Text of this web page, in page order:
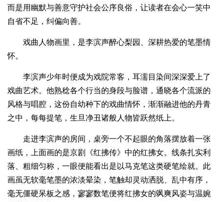
而是用幽默与善意守护社会公序良俗，让读者在会心一笑中
自省不足，纠偏向善。
戏曲人物画里，是李滨声醉心梨园、深耕热爱的笔墨情
怀。
李滨声少年时便成为戏院常客，耳濡目染间深深爱上了
戏曲艺术。他熟稔各个行当的身段与脸谱，通晓各个流派的
风格与唱腔，这份自幼种下的戏曲情怀，渐渐融进他的丹青
之中，每每提笔，生旦净丑诸般人物皆跃然纸上。
走进李滨声的房间，桌旁一个不起眼的角落摆放着一张
画纸，上面画的是京剧《红拂传》中的红拂女。线条扎实利
落、粗细匀称，一眼便能看出是以马克笔这类硬笔绘就。此
画虽无软毫笔墨的浓淡晕染，笔触却灵动洒脱、乱中有序，
毫无僵硬呆板之感，寥寥数笔便将红拂女的飒爽风姿与温婉